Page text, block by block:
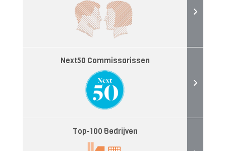
Next50 Commissarissen
Top-100 Bedrijven